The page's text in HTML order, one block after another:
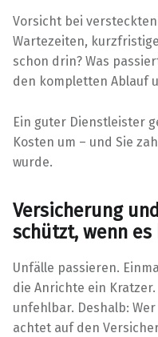
Vorsicht bei
Wartezeiten,
schon drin? Was
den kompletten Ablauf
Ein guter Dienstleister
Kosten um – und Sie
wurde.
Versicherung
schützt, wenn
Unfälle passieren.
die Anrichte ein
unfehlbar. Deshalb:
achtet auf den